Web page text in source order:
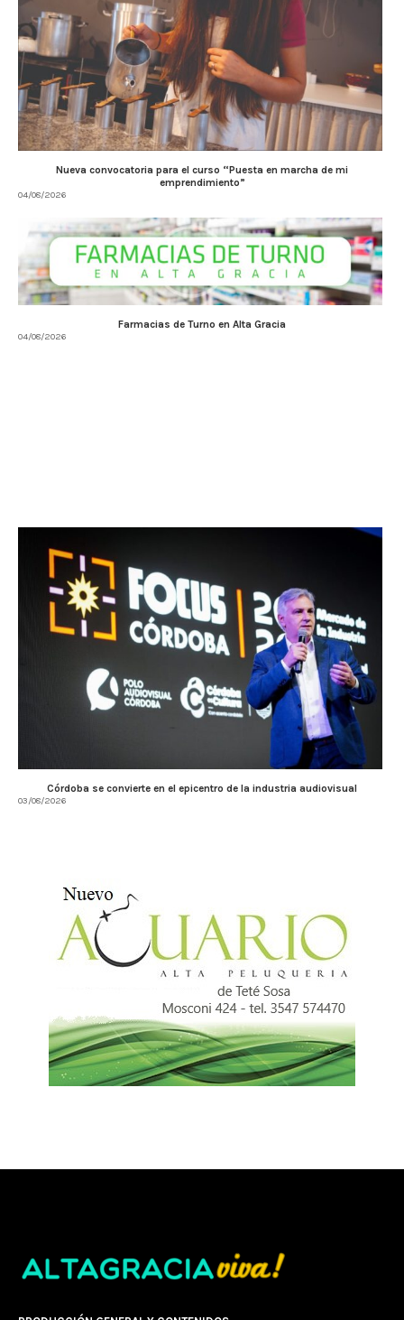
Nueva convocatoria para el curso “Puesta en marcha de mi
emprendimiento”
04/08/2026
Farmacias de Turno en Alta Gracia
04/08/2026
Córdoba se convierte en el epicentro de la industria audiovisual
03/08/2026